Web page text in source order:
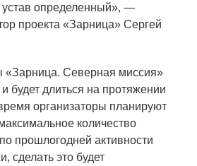
устав определенный», —
проекта «Зарница» Сергей
«Зарница. Северная миссия»
будет длиться на протяжении
организаторы планируют
количество
прошлогодней активности
сделать это будет